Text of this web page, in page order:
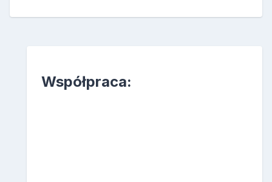
Współpraca: